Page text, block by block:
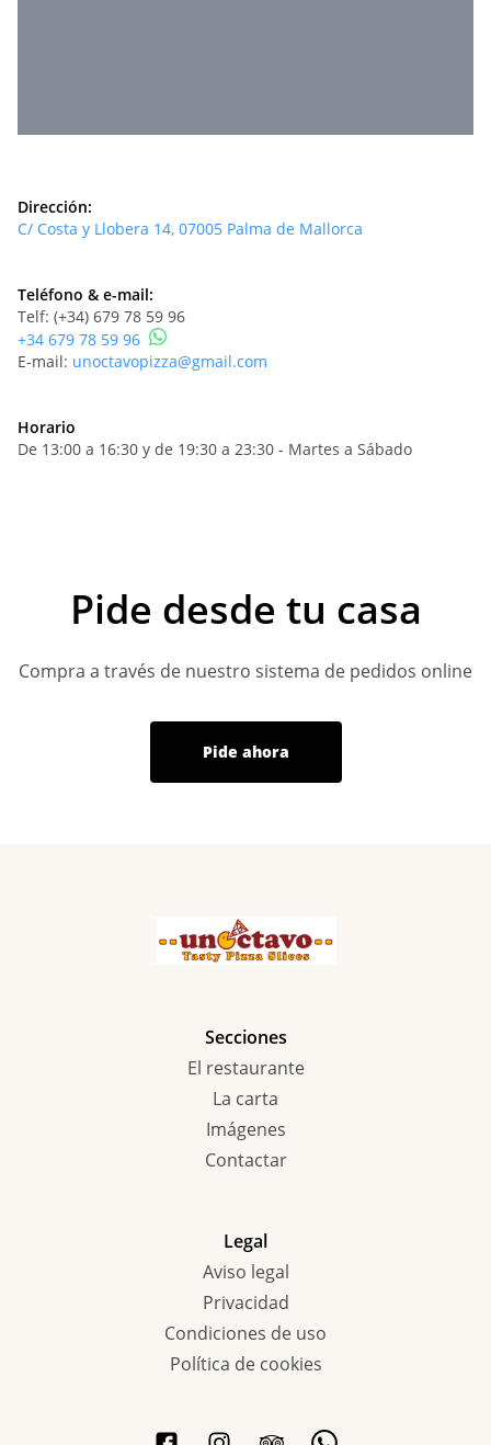
Dirección:
C/ Costa y Llobera 14, 07005 Palma de Mallorca
Teléfono & e-mail:
Telf: (+34) 679 78 59 96
+34 679 78 59 96
E-mail: unoctavopizza@gmail.com
Horario
De 13:00 a 16:30 y de 19:30 a 23:30 - Martes a Sábado
Pide desde tu casa
Compra a través de nuestro sistema de pedidos online
Pide ahora
Secciones
El restaurante
La carta
Imágenes
Contactar
Legal
Aviso legal
Privacidad
Condiciones de uso
Política de cookies